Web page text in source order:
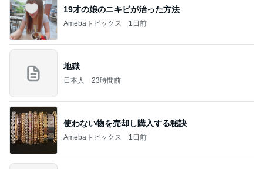
19才の娘のニキビが治った方法
Amebaトピックス 1日前
地獄
日本人 23時間前
使わない物を売却し購入する秘訣
Amebaトピックス 1日前